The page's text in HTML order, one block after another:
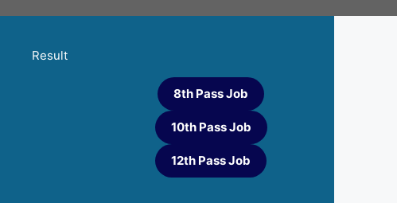
Result
8th Pass Job
10th Pass Job
12th Pass Job